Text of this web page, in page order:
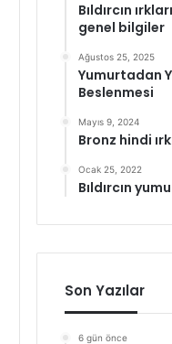
Bıldırcın
genel bilgiler
Ağustos 25, 2025
Yumurtadan
Beslenmesi
Mayıs 9, 2024
Bronz hindi
Ocak 25, 2022
Bıldırcın
Son Yazılar
6 gün önce